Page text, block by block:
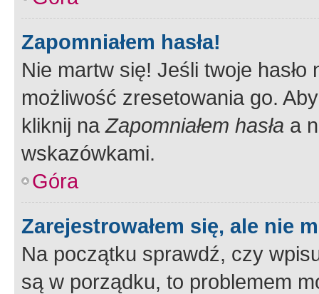
Zapomniałem hasła!
Nie martw się! Jeśli twoje
możliwość zresetowania go.
kliknij naZapomniałem hasła a
wskazówkami.
Góra
Zarejestrowałem się, ale nie
Na początku sprawdź, czy
są w porządku, to problemem